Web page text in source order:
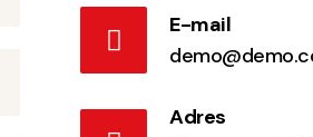
E-mail
Adres